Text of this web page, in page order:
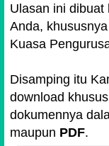
Ulasan ini dibuat
Anda,
Kuasa
Disamping itu
download
dokumennya
maupun PDF.